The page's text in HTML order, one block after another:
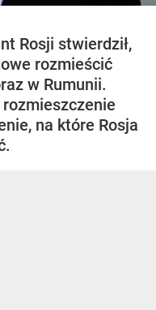
Rosji stwierdził,
rozmieścić
w Rumunii.
rozmieszczenie
na które Rosja